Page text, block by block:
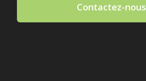
Contactez-nous